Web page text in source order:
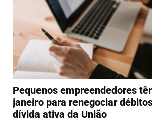
Pequenos empreendedores
janeiro para renegociar
dívida ativa da União